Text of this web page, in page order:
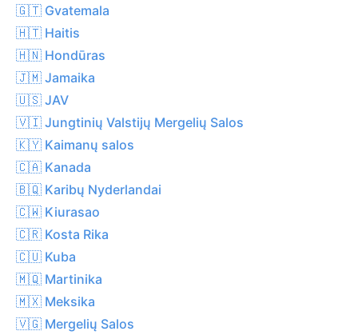
🇬🇹 Gvatemala
🇭🇹 Haitis
🇭🇳 Hondūras
🇯🇲 Jamaika
🇺🇸 JAV
🇻🇮 Jungtinių Valstijų Mergelių Salos
🇰🇾 Kaimanų salos
🇨🇦 Kanada
🇧🇶 Karibų Nyderlandai
🇨🇼 Kiurasao
🇨🇷 Kosta Rika
🇨🇺 Kuba
🇲🇶 Martinika
🇲🇽 Meksika
🇻🇬 Mergelių Salos